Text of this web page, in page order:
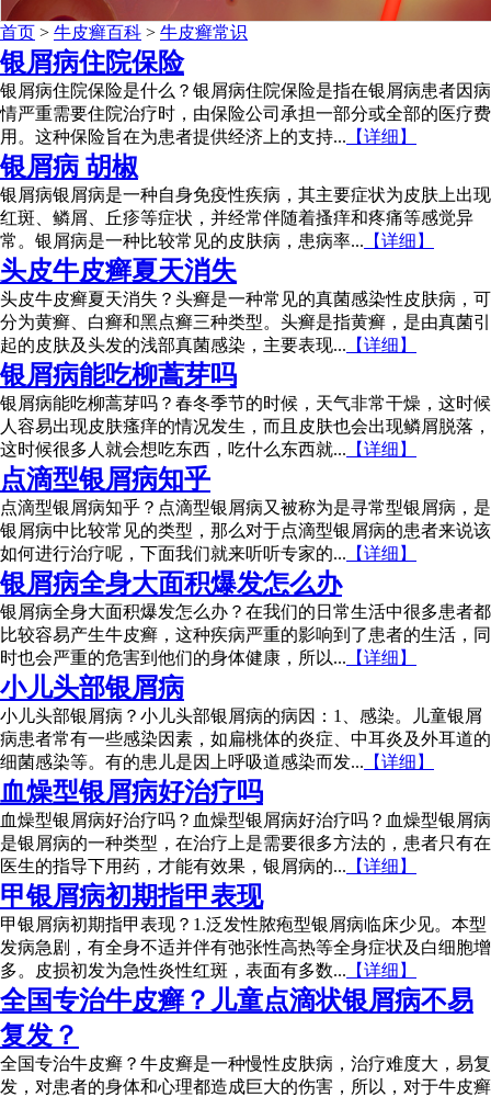
首页 > 牛皮癣百科 > 牛皮癣常识
银屑病住院保险
银屑病住院保险是什么？银屑病住院保险是指在银屑病患者因病
情严重需要住院治疗时，由保险公司承担一部分或全部的医疗费
用。这种保险旨在为患者提供经济上的支持... 【详细】
银屑病 胡椒
银屑病银屑病是一种自身免疫性疾病，其主要症状为皮肤上出现
红斑、鳞屑、丘疹等症状，并经常伴随着搔痒和疼痛等感觉异
常。银屑病是一种比较常见的皮肤病，患病率... 【详细】
头皮牛皮癣夏天消失
头皮牛皮癣夏天消失？头癣是一种常见的真菌感染性皮肤病，可
分为黄癣、白癣和黑点癣三种类型。头癣是指黄癣，是由真菌引
起的皮肤及头发的浅部真菌感染，主要表现... 【详细】
银屑病能吃柳蒿芽吗
银屑病能吃柳蒿芽吗？春冬季节的时候，天气非常干燥，这时候
人容易出现皮肤瘙痒的情况发生，而且皮肤也会出现鳞屑脱落，
这时候很多人就会想吃东西，吃什么东西就... 【详细】
点滴型银屑病知乎
点滴型银屑病知乎？点滴型银屑病又被称为是寻常型银屑病，是
银屑病中比较常见的类型，那么对于点滴型银屑病的患者来说该
如何进行治疗呢，下面我们就来听听专家的... 【详细】
银屑病全身大面积爆发怎么办
银屑病全身大面积爆发怎么办？在我们的日常生活中很多患者都
比较容易产生牛皮癣，这种疾病严重的影响到了患者的生活，同
时也会严重的危害到他们的身体健康，所以... 【详细】
小儿头部银屑病
小儿头部银屑病？小儿头部银屑病的病因：1、感染。儿童银屑
病患者常有一些感染因素，如扁桃体的炎症、中耳炎及外耳道的
细菌感染等。有的患儿是因上呼吸道感染而发... 【详细】
血燥型银屑病好治疗吗
血燥型银屑病好治疗吗？血燥型银屑病好治疗吗？血燥型银屑病
是银屑病的一种类型，在治疗上是需要很多方法的，患者只有在
医生的指导下用药，才能有效果，银屑病的... 【详细】
甲银屑病初期指甲表现
甲银屑病初期指甲表现？1.泛发性脓疱型银屑病临床少见。本型
发病急剧，有全身不适并伴有弛张性高热等全身症状及白细胞增
多。皮损初发为急性炎性红斑，表面有多数... 【详细】
全国专治牛皮癣？儿童点滴状银屑病不易
复发？
全国专治牛皮癣？牛皮癣是一种慢性皮肤病，治疗难度大，易复
发，对患者的身体和心理都造成巨大的伤害，所以，对于牛皮癣